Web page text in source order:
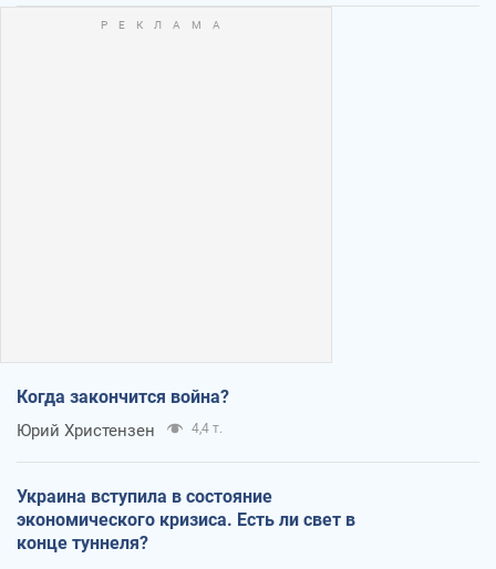
Когда закончится война?
Юрий Христензен 4,4 т.
Украина вступила в состояние
экономического кризиса. Есть ли свет в
конце туннеля?